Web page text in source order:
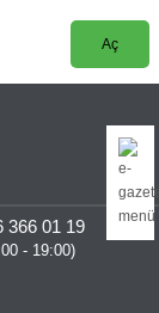
Aç
366 01 19
- 19:00)